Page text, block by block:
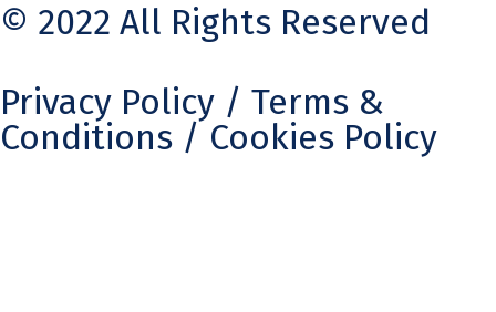
© 2022 All Rights Reserved
Privacy Policy / Terms &
Conditions / Cookies Policy